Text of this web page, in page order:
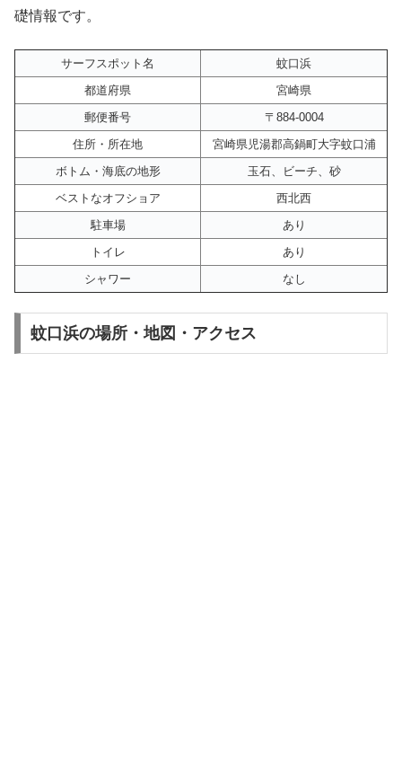
礎情報です。
サーフスポット名
蚊口浜
都道府県
宮崎県
郵便番号
〒884-0004
住所・所在地
宮崎県児湯郡高鍋町大字蚊口浦
ボトム・海底の地形
玉石、ビーチ、砂
ベストなオフショア
西北西
駐車場
あり
トイレ
あり
シャワー
なし
蚊口浜の場所・地図・アクセス